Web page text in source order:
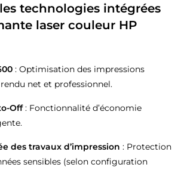
technologies intégrées
laser couleur HP
: Optimisation des impressions
net et professionnel.
Off: Fonctionnalité d’économie
des travaux d’impression : Protection
sensibles (selon configuration